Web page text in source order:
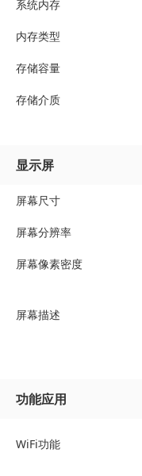
系统内存
内存类型
存储容量
存储介质
显示屏
屏幕尺寸
屏幕分辨率
屏幕像素密度
屏幕描述
功能应用
WiFi功能